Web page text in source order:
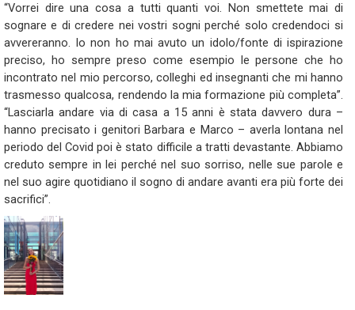
“Vorrei dire una cosa a tutti quanti voi. Non smettete mai di
sognare e di credere nei vostri sogni perché solo credendoci si
avvereranno. Io non ho mai avuto un idolo/fonte di ispirazione
preciso, ho sempre preso come esempio le persone che ho
incontrato nel mio percorso, colleghi ed insegnanti che mi hanno
trasmesso qualcosa, rendendo la mia formazione più completa”.
“Lasciarla andare via di casa a 15 anni è stata davvero dura –
hanno precisato i genitori Barbara e Marco – averla lontana nel
periodo del Covid poi è stato difficile a tratti devastante. Abbiamo
creduto sempre in lei perché nel suo sorriso, nelle sue parole e
nel suo agire quotidiano il sogno di andare avanti era più forte dei
sacrifici”.